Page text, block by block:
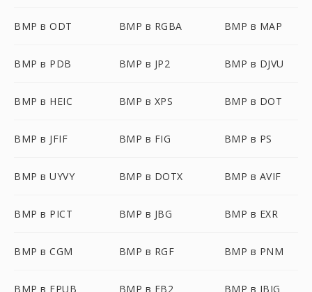
BMP в ODT BMP в RGBA BMP в MAP
BMP в PDB BMP в JP2 BMP в DJVU
BMP в HEIC BMP в XPS BMP в DOT
BMP в JFIF BMP в FIG BMP в PS
BMP в UYVY BMP в DOTX BMP в AVIF
BMP в PICT BMP в JBG BMP в EXR
BMP в CGM BMP в RGF BMP в PNM
BMP в EPUB BMP в FB2 BMP в JBIG